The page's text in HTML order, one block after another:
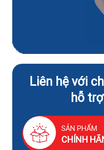
Liên hệ với
hỗ
SẢN PHẨM
CHÍNH